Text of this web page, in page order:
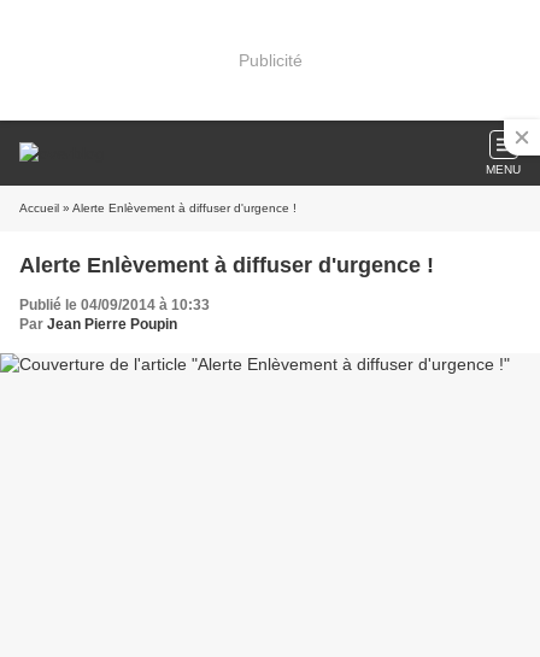
Publicité
MENU
Accueil » Alerte Enlèvement à diffuser d'urgence !
Alerte Enlèvement à diffuser d'urgence !
Publié le 04/09/2014 à 10:33
Par Jean Pierre Poupin